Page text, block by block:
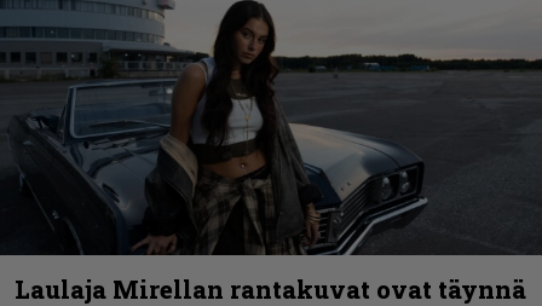
Laulaja Mirellan rantakuvat ovat täynnä